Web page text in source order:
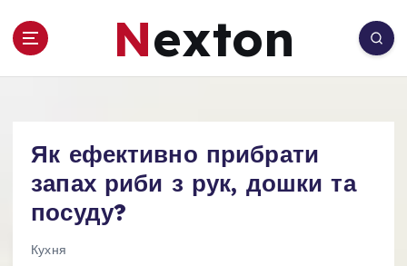
Nexton
Як ефективно прибрати
запах риби з рук, дошки та
посуду?
Кухня